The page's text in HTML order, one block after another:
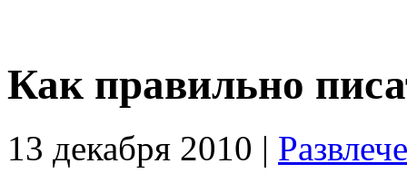
Как правильно
13 декабря 2010 |